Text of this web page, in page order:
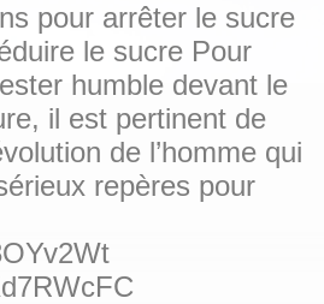
pour arrêter le sucre
le sucre Pour
humble devant le
il est pertinent de
de l’homme qui
repères pour